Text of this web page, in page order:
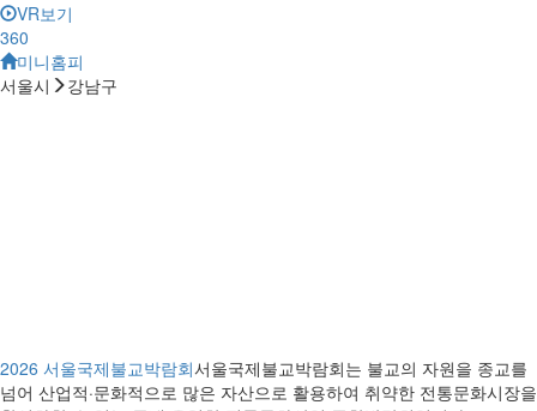
VR보기
360
미니홈피
서울시
강남구
2026 서울국제불교박람회서울국제불교박람회는 불교의 자원을 종교를
넘어 산업적·문화적으로 많은 자산으로 활용하여 취약한 전통문화시장을